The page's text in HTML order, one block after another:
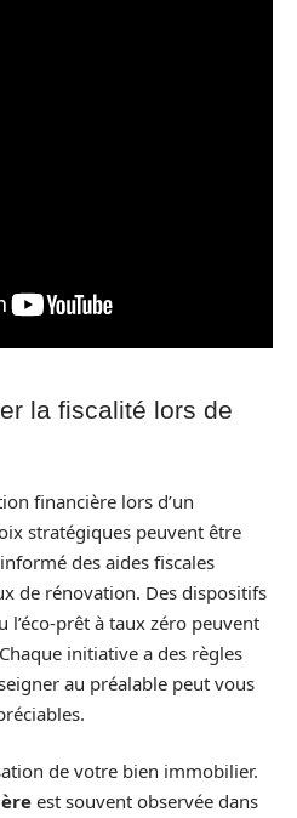
la fiscalité lors de
financière lors d’un
stratégiques peuvent être
des aides fiscales
de rénovation. Des dispositifs
l’éco-prêt à taux zéro peuvent
initiative a des règles
au préalable peut vous
de votre bien immobilier.
est souvent observée dans